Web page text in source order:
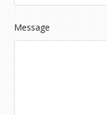
Message